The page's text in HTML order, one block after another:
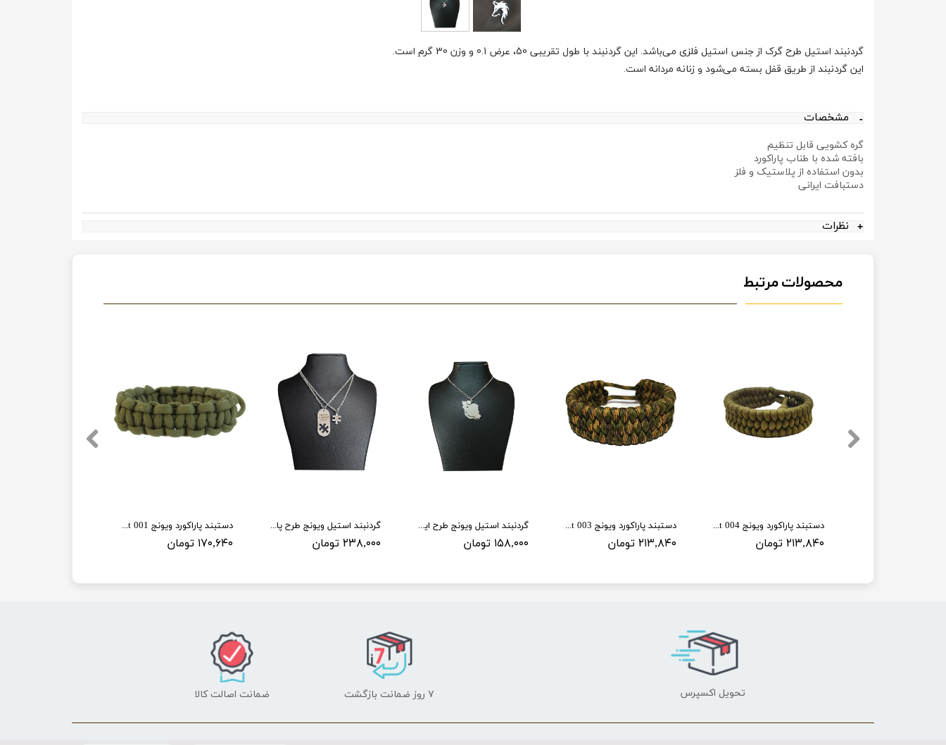
گردنبند استیل طرح گرک از جنس استیل فلزی می‌باشد. این گردنبند با طول تقریبی 50، عرض 0.1 و وزن 30 گرم است.
این گردنبند از طریق قفل بسته می‌شود و زنانه مردانه است.
مشخصات
گره کشویی قابل تنظیم
بافته شده با طناب پاراکورد
بدون استفاده از پلاستیک و فلز
دستبافت ایرانی
نظرات
محصولات مرتبط
دستبند پاراکورد ویونج 001 Paracord bracelet
۱۷۰,۶۴۰ تومان
گردنبند استیل ویونج طرح پازلی مجموعه 2 عددی
۲۳۸,۰۰۰ تومان
گردنبند استیل ویونج طرح ایران 01
۱۵۸,۰۰۰ تومان
دستبند پاراکورد ویونج 003 Paracord bracelet
۲۱۳,۸۴۰ تومان
دستبند پاراکورد ویونج 004 Paracord bracelet
۲۱۳,۸۴۰ تومان
تحویل اکسپرس ۷ روز ضمانت بازگشت ضمانت اصالت کالا